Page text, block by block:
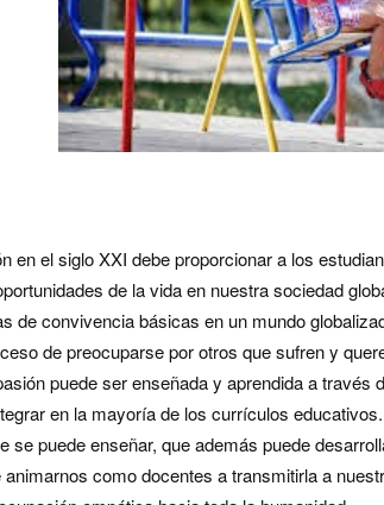
en el siglo XXI debe proporcionar a los
de la vida en nuestra sociedad
de convivencia básicas en un mundo
de preocuparse por otros que sufren y
puede ser enseñada y aprendida a
en la mayoría de los currículos
se puede enseñar, que además puede
animarnos como docentes a transmitirla a